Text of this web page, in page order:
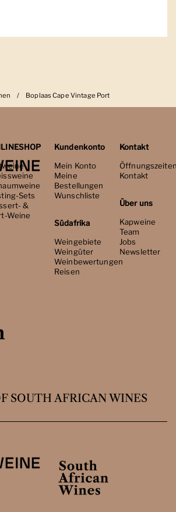
/ Boplaas Cape Vintage Port
Sets
&
Weine
Kundenkonto
Mein Konto
Meine
Bestellungen
Wunschliste
Südafrika
Weingebiete
Weingüter
Weinbewertungen
Reisen
Kontakt
Kontakt
Über uns
Kapweine
Team
Jobs
Newsletter
SOUTH AFRICAN WINES